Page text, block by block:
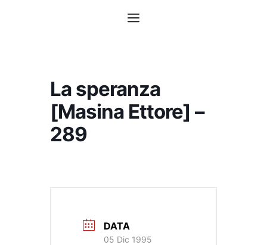
Menu
La speranza
[Masina Ettore] –
289
DATA
05 Dic 1995